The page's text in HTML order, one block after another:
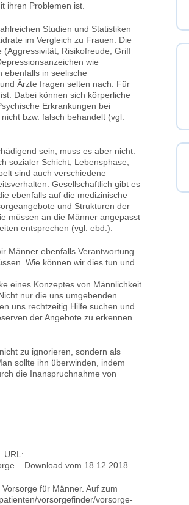
ihren Problemen ist.
Studien und Statistiken
im Vergleich zu Frauen. Die
Risikofreude, Griff
wie
ebenfalls in seelische
Ärzte fragen selten nach. Für
Dabei können sich körperliche
Erkrankungen bei
bzw. falsch behandelt (vgl.
sein, muss es aber nicht.
sozialer Schicht, Lebensphase,
sind auch verschiedene
Gesellschaftlich gibt es
ebenfalls auf die medizinische
und Strukturen der
müssen an die Männer angepasst
entsprechen (vgl. ebd.).
Männer ebenfalls Verantwortung
Wie können wir dies tun und
eines Konzeptes von Männlichkeit
nur die uns umgebenden
uns rechtzeitig Hilfe suchen und
der Angebote zu erkennen
zu ignorieren, sondern als
sollte ihn überwinden, indem
die Inanspruchnahme von
URL:
– Download vom 18.12.2018.
für Männer. Auf zum
vorsorgefinder/vorsorge-